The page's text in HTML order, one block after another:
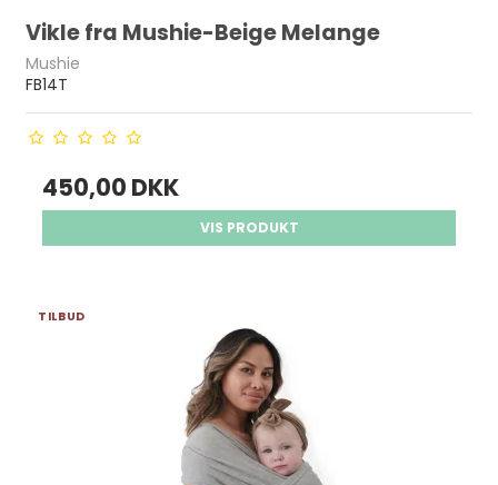
Vikle fra Mushie-Beige Melange
Mushie
FB14T
450,00 DKK
VIS PRODUKT
TILBUD